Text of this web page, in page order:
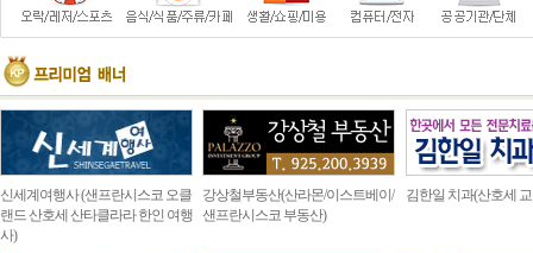
신세계여행사 (샌프란시스코 오클
랜드 산호세 산타클라라 한인 여행
사)
강상철부동산(산라몬/이스트베이/
샌프란시스코 부동산)
김한일 치과(산호세